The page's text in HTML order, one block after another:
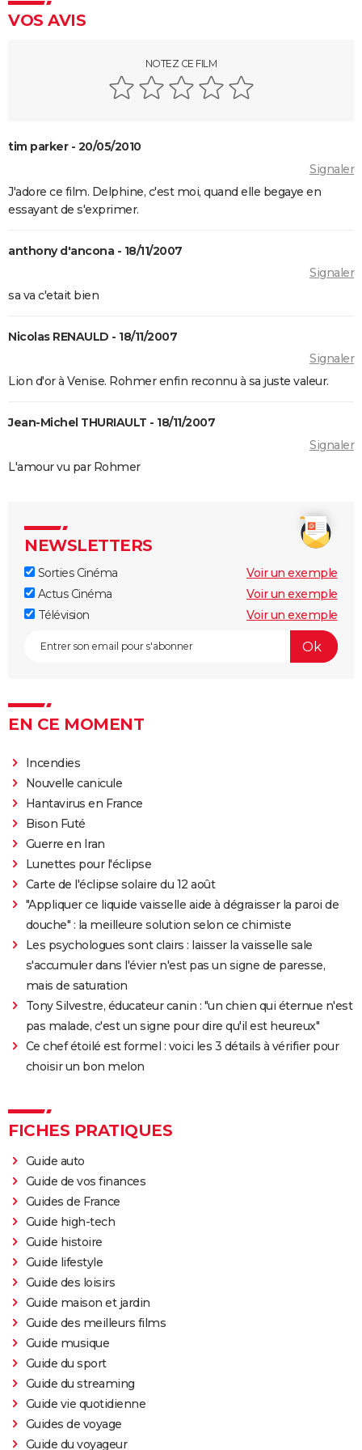
VOS AVIS
NOTEZ CE FILM
tim parker - 20/05/2010
Signaler
J'adore ce film. Delphine, c'est moi, quand elle begaye en
essayant de s'exprimer.
anthony d'ancona - 18/11/2007
Signaler
sa va c'etait bien
Nicolas RENAULD - 18/11/2007
Signaler
Lion d'or à Venise. Rohmer enfin reconnu à sa juste valeur.
Jean-Michel THURIAULT - 18/11/2007
Signaler
L'amour vu par Rohmer
NEWSLETTERS
Sorties Cinéma
Voir un exemple
Actus Cinéma
Voir un exemple
Télévision
Voir un exemple
EN CE MOMENT
Incendies
Nouvelle canicule
Hantavirus en France
Bison Futé
Guerre en Iran
Lunettes pour l'éclipse
Carte de l'éclipse solaire du 12 août
"Appliquer ce liquide vaisselle aide à dégraisser la paroi de
douche" : la meilleure solution selon ce chimiste
Les psychologues sont clairs : laisser la vaisselle sale
s'accumuler dans l'évier n'est pas un signe de paresse,
mais de saturation
Tony Silvestre, éducateur canin : "un chien qui éternue n'est
pas malade, c'est un signe pour dire qu'il est heureux"
Ce chef étoilé est formel : voici les 3 détails à vérifier pour
choisir un bon melon
FICHES PRATIQUES
Guide auto
Guide de vos finances
Guides de France
Guide high-tech
Guide histoire
Guide lifestyle
Guide des loisirs
Guide maison et jardin
Guide des meilleurs films
Guide musique
Guide du sport
Guide du streaming
Guide vie quotidienne
Guides de voyage
Guide du voyageur